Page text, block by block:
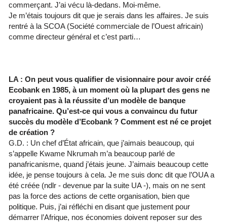
commerçant. J’ai vécu là-dedans. Moi-même.
Je m’étais toujours dit que je serais dans les affaires. Je suis
rentré à la SCOA (Société commerciale de l’Ouest africain)
comme directeur général et c’est parti…
LA : On peut vous qualifier de visionnaire pour avoir créé
Ecobank en 1985, à un moment où la plupart des gens ne
croyaient pas à la réussite d’un modèle de banque
panafricaine. Qu’est-ce qui vous a convaincu du futur
succès du modèle d’Ecobank ? Comment est né ce projet
de création ?
G.D. : Un chef d’État africain, que j’aimais beaucoup, qui
s’appelle Kwame Nkrumah m’a beaucoup parlé de
panafricanisme, quand j’étais jeune. J’aimais beaucoup cette
idée, je pense toujours à cela. Je me suis donc dit que l’OUA a
été créée (ndlr - devenue par la suite UA -), mais on ne sent
pas la force des actions de cette organisation, bien que
politique. Puis, j’ai réfléchi en disant que justement pour
démarrer l’Afrique, nos économies doivent reposer sur des